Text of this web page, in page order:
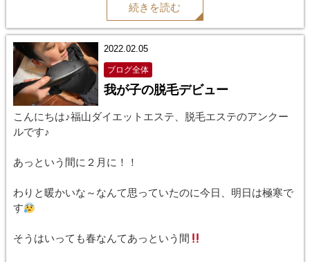
続きを読む
2022.02.05
ブログ全体
我が子の脱毛デビュー
こんにちは♪福山ダイエットエステ、脱毛エステのアンクー
ルです♪
あっという間に２月に！！
わりと暖かいな～なんて思っていたのに今日、明日は極寒で
す
そうはいっても春なんてあっという間